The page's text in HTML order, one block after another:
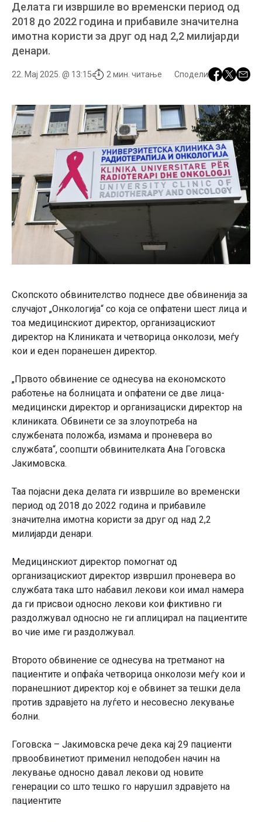
Делата ги извршиле во временски период од
2018 до 2022 година и прибавиле значителна
имотна користи за друг од над 2,2 милијарди
денари.
22. Мај 2025. @ 13:15 2 мин. читање Сподели
Скопското обвинителство поднесе две обвиненија за
случајот „Онкологија“ со која се опфатени шест лица и
тоа медицинскиот директор, организацискиот
директор на Клиниката и четворица онколози, меѓу
кои и еден поранешен директор.
„Првото обвинение се однесува на економското
работење на болницата и опфатени се две лица-
медицински директор и организациски директор на
клиниката. Обвинети се за злоупотреба на
службената положба, измама и проневера во
службата“, соопшти обвинителката Ана Гоговска
Јакимовска.
Таа појасни дека делата ги извршиле во временски
период од 2018 до 2022 година и прибавиле
значителна имотна користи за друг од над 2,2
милијарди денари.
Медицинскиот директор помогнат од
организацискиот директор извршил проневера во
службата така што набавил лекови кои имал намера
да ги присвои односно лекови кои фиктивно ги
раздолжувал односно не ги аплицирал на пациентите
во чие име ги раздолжувал.
Второто обвинение се однесува на третманот на
пациентите и опфаќа четворица онколози меѓу кои и
поранешниот директор кој е обвинет за тешки дела
против здравјето на луѓето и несовесно лекување
болни.
Гоговска – Јакимовска рече дека кај 29 пациенти
првообвинетиот применил неподобен начин на
лекување односно давал лекови од новите
генерации со што тешко го нарушил здравјето на
пациентите